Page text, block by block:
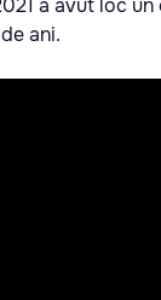
a avut loc
ani.